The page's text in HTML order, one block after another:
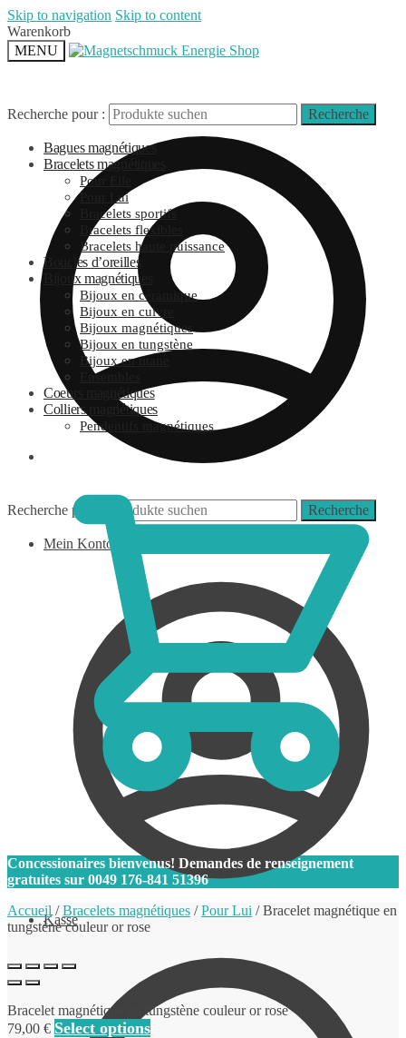
Skip to navigation Skip to content
Warenkorb
MENU
Recherche pour : Recherche
Mein Konto
Kasse
Recherche pour : Recherche
Bagues magnétiques
Bracelets magnétiques
Pour Elle
Pour Lui
Bracelets sportifs
Bracelets flexibles
Bracelets haute puissance
Boucles d’oreilles
Bijoux magnétiques
Bijoux en céramique
Bijoux en cuivre
Bijoux magnétiques
Bijoux en tungstène
Bijoux en titane
Ensembles
Coeurs magnétiques
Colliers magnétiques
Pendentifs magnétiques
Concessionaires bienvenus! Demandes de renseignement
gratuites sur 0049 176-841 51396
Accueil /Bracelets magnétiques /Pour Lui /Bracelet magnétique en
tungstène couleur or rose
Bracelet magnétique en tungstène couleur or rose
79,00 € Select options